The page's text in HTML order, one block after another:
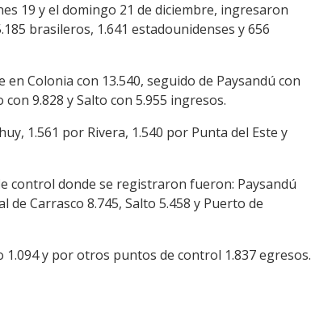
19 y el domingo 21 de diciembre, ingresaron
brasileros, 1.641 estadounidenses y 656
Colonia con 13.540, seguido de Paysandú con
9.828 y Salto con 5.955 ingresos.
1.561 por Rivera, 1.540 por Punta del Este y
control donde se registraron fueron: Paysandú
Carrasco 8.745, Salto 5.458 y Puerto de
1.094 y por otros puntos de control 1.837 egresos.